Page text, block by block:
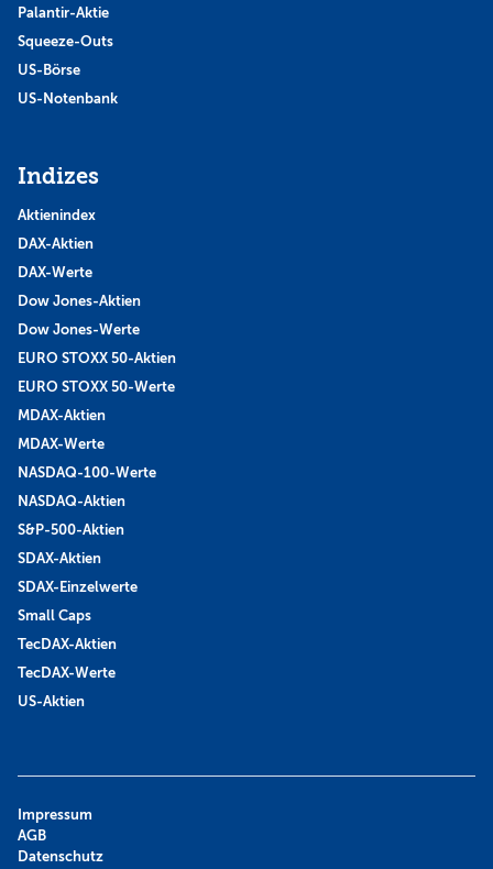
Palantir-Aktie
Squeeze-Outs
US-Börse
US-Notenbank
Indizes
Aktienindex
DAX-Aktien
DAX-Werte
Dow Jones-Aktien
Dow Jones-Werte
EURO STOXX 50-Aktien
EURO STOXX 50-Werte
MDAX-Aktien
MDAX-Werte
NASDAQ-100-Werte
NASDAQ-Aktien
S&P-500-Aktien
SDAX-Aktien
SDAX-Einzelwerte
Small Caps
TecDAX-Aktien
TecDAX-Werte
US-Aktien
Impressum
AGB
Datenschutz